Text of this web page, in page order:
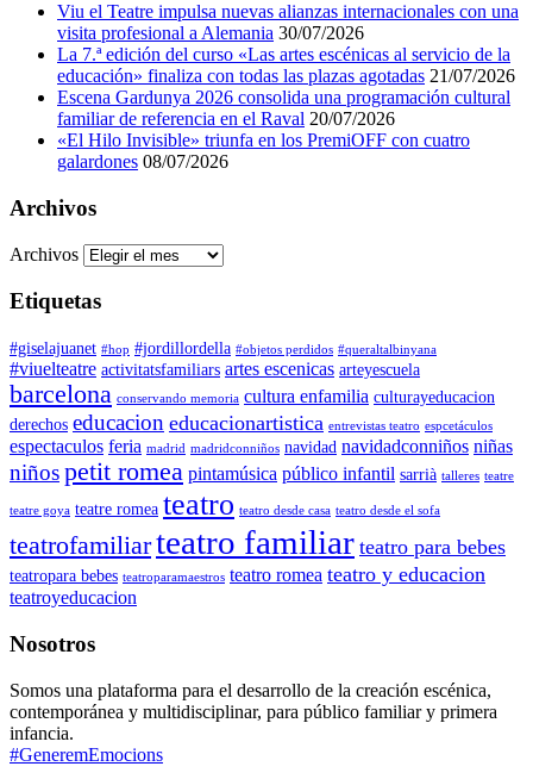
Viu el Teatre impulsa nuevas alianzas internacionales con una
visita profesional a Alemania 30/07/2026
La 7.ª edición del curso «Las artes escénicas al servicio de la
educación» finaliza con todas las plazas agotadas 21/07/2026
Escena Gardunya 2026 consolida una programación cultural
familiar de referencia en el Raval 20/07/2026
«El Hilo Invisible» triunfa en los PremiOFF con cuatro
galardones 08/07/2026
Archivos
Archivos
Etiquetas
#giselajuanet #hop #jordillordella #objetos perdidos #queraltalbinyana
#viuelteatre activitatsfamiliars artes escenicas arteyescuela
barcelona conservando memoria cultura enfamilia culturayeducacion
derechos educacion educacionartistica entrevistas teatro espcetáculos
espectaculos feria madrid madridconniños navidad navidadconniños niñas
niñospetit romea pintamúsica público infantil sarrià talleres teatre
teatre goya teatre romea teatro teatro desde casa teatro desde el sofa
teatrofamiliarteatro familiar teatro para bebes
teatropara bebes teatroparamaestros teatro romea teatro y educacion
teatroyeducacion
Nosotros
Somos una plataforma para el desarrollo de la creación escénica,
contemporánea y multidisciplinar, para público familiar y primera
infancia.
#GeneremEmocions